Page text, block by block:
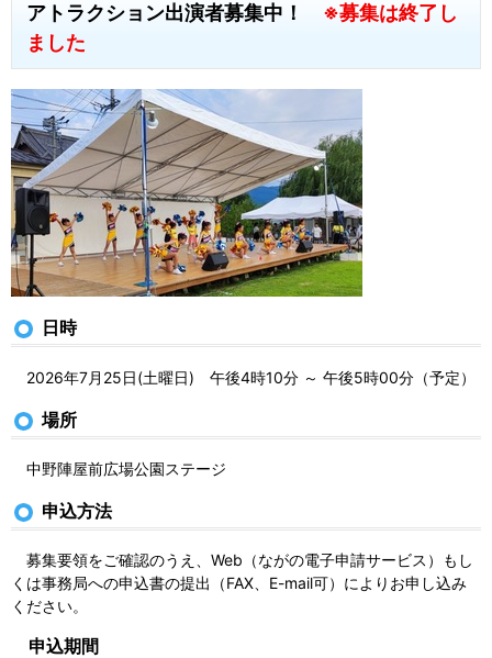
アトラクション出演者募集中！ ※募集は終了し
ました
日時
2026年7月25日(土曜日) 午後4時10分 ～ 午後5時00分（予定）
場所
中野陣屋前広場公園ステージ
申込方法
募集要領をご確認のうえ、Web（ながの電子申請サービス）もし
くは事務局への申込書の提出（FAX、E-mail可）によりお申し込み
ください。
申込期間